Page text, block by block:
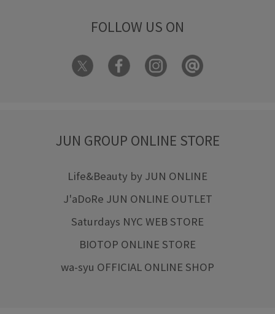
FOLLOW US ON
JUN GROUP ONLINE STORE
Life&Beauty by JUN ONLINE
J'aDoRe JUN ONLINE OUTLET
Saturdays NYC WEB STORE
BIOTOP ONLINE STORE
wa-syu OFFICIAL ONLINE SHOP